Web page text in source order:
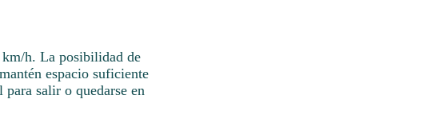
km/h. La posibilidad de
espacio suficiente
salir o quedarse en